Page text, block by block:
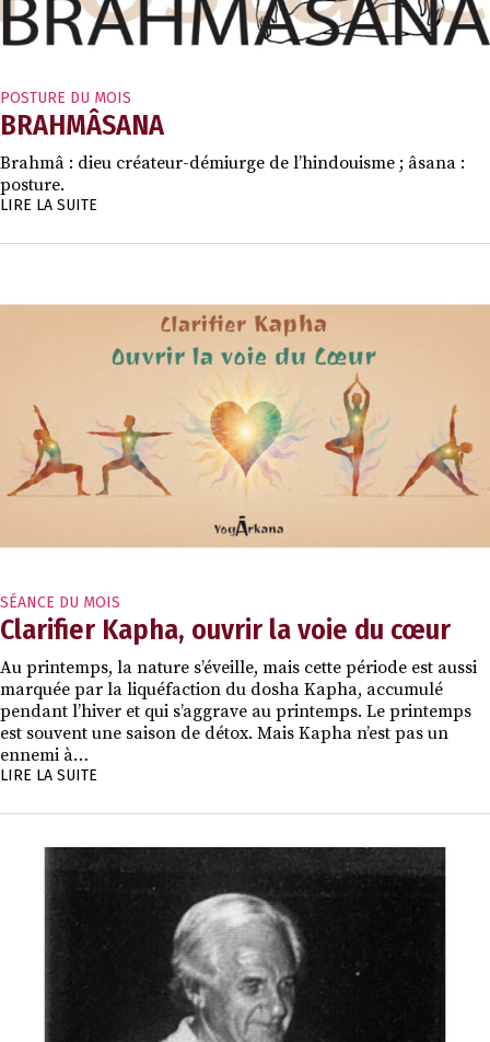
POSTURE DU MOIS
BRAHMÂSANA
Brahmâ : dieu créateur-démiurge de l’hindouisme ; âsana :
posture.
LIRE LA SUITE
SÉANCE DU MOIS
Clarifier Kapha, ouvrir la voie du cœur
Au printemps, la nature s’éveille, mais cette période est aussi
marquée par la liquéfaction du dosha Kapha, accumulé
pendant l’hiver et qui s’aggrave au printemps. Le printemps
est souvent une saison de détox. Mais Kapha n’est pas un
ennemi à…
LIRE LA SUITE